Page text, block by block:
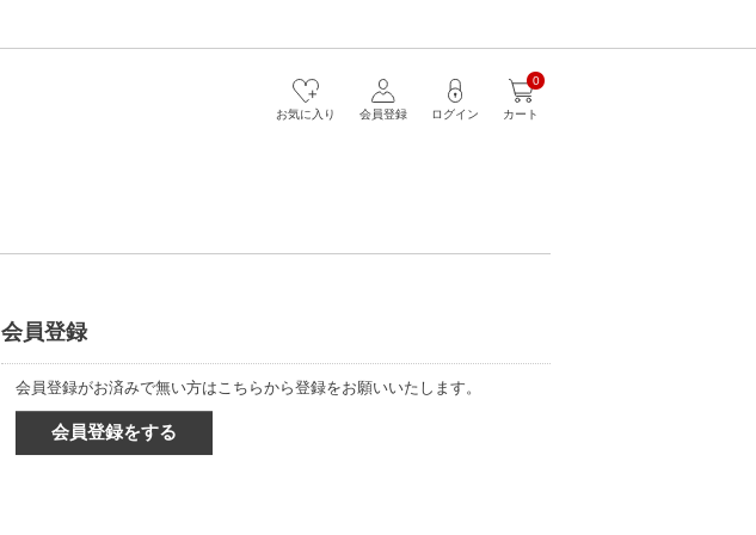
カート
0
ログイン
会員登録
お気に入り
会員登録
会員登録がお済みで無い方はこちらから登録をお願いいたします。
会員登録をする